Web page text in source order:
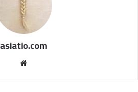
asiatio.com